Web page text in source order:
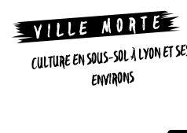
CULTURE EN SOUS-SOL À LYON ET
ENVIRONS